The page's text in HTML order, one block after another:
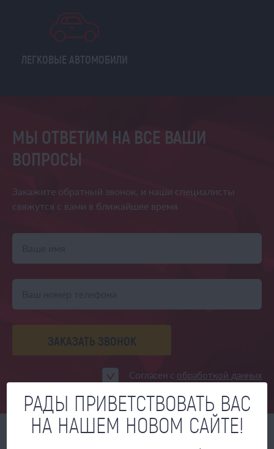
ЛЕГКОВЫЕ АВТОМОБИЛИ
МЫ ОТВЕТИМ НА ВСЕ ВАШИ
ВОПРОСЫ
Закажите обратный звонок, и наши специалисты
свяжутся с вами в ближайшее время
ЗАКАЗАТЬ ЗВОНОК
Согласен с обработкой данных
НОВОСТИ
РАДЫ ПРИВЕТСТВОВАТЬ ВАС
НА НАШЕМ НОВОМ САЙТЕ!